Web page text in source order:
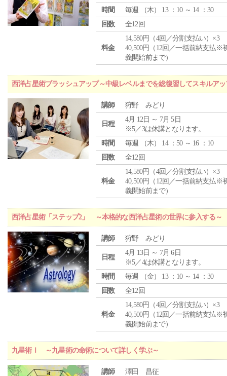
時間
毎週 （木） 13 ：10 ～ 14 ：30
回数
全12回
料金
14,580円（4回／分割支払い）×3
40,500円（12回／一括前納支払※
義開始前まで）
西洋占星術ブラッシュアップ～中級レベルまでを総復習してスキルア
講師 狩野 みどり
日程
4月 12日 ～ 7月 5日
※5／3は休講となります。
時間
毎週 （木） 14 ：50 ～ 16 ：10
回数
全12回
料金
14,580円（4回／分割支払い）×3
40,500円（12回／一括前納支払※
義開始前まで）
西洋占星術「ステップ2」 ～本格的な西洋占星術の世界に参入する～
講師 狩野 みどり
日程
4月 13日 ～ 7月 6日
※5／4は休講となります。
時間
毎週 （金） 13 ：10 ～ 14 ：30
回数
全12回
料金
14,580円（4回／分割支払い）×3
40,500円（12回／一括前納支払※
義開始前まで）
九星術Ⅰ ～九星術の命術について詳しく学ぶ～
講師 澤田 昌征